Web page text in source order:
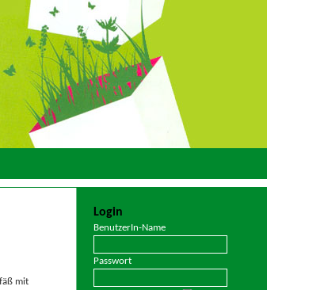
mit
Login
BenutzerIn-Name
Passwort